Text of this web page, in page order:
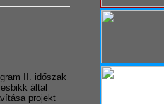
II. időszak
által
projekt